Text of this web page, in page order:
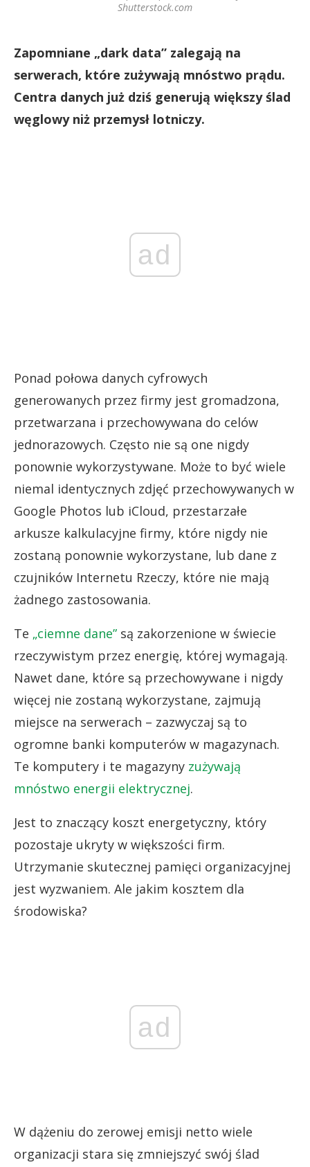
Shutterstock.com
Zapomniane „dark data” zalegają na
serwerach, które zużywają mnóstwo prądu.
Centra danych już dziś generują większy ślad
węglowy niż przemysł lotniczy.
ad
Ponad połowa danych cyfrowych
generowanych przez firmy jest gromadzona,
przetwarzana i przechowywana do celów
jednorazowych. Często nie są one nigdy
ponownie wykorzystywane. Może to być wiele
niemal identycznych zdjęć przechowywanych w
Google Photos lub iCloud, przestarzałe
arkusze kalkulacyjne firmy, które nigdy nie
zostaną ponownie wykorzystane, lub dane z
czujników Internetu Rzeczy, które nie mają
żadnego zastosowania.
Te „ciemne dane” są zakorzenione w świecie
rzeczywistym przez energię, której wymagają.
Nawet dane, które są przechowywane i nigdy
więcej nie zostaną wykorzystane, zajmują
miejsce na serwerach – zazwyczaj są to
ogromne banki komputerów w magazynach.
Te komputery i te magazyny zużywają
mnóstwo energii elektrycznej.
Jest to znaczący koszt energetyczny, który
pozostaje ukryty w większości firm.
Utrzymanie skutecznej pamięci organizacyjnej
jest wyzwaniem. Ale jakim kosztem dla
środowiska?
ad
W dążeniu do zerowej emisji netto wiele
organizacji stara się zmniejszyć swój ślad